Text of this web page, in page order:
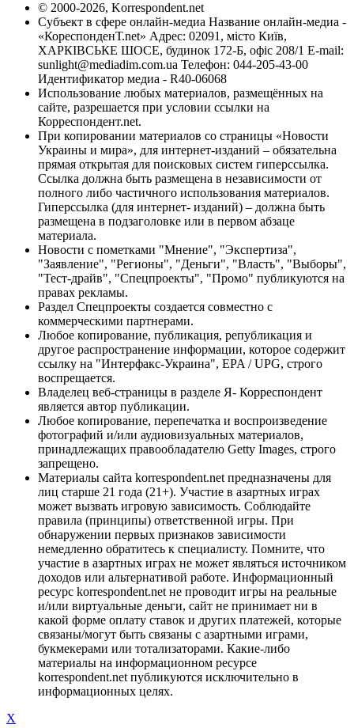
© 2000-2026, Korrespondent.net
Субъект в сфере онлайн-медиа Название онлайн-медиа -
«КореспонденТ.net» Адрес: 02091, місто Київ,
ХАРКІВСЬКЕ ШОСЕ, будинок 172-Б, офіс 208/1 E-mail:
sunlight@mediadim.com.ua Телефон: 044-205-43-00
Идентификатор медиа - R40-06068
Использование любых материалов, размещённых на
сайте, разрешается при условии ссылки на
Корреспондент.net.
При копировании материалов со страницы «Новости
Украины и мира», для интернет-изданий – обязательна
прямая открытая для поисковых систем гиперссылка.
Ссылка должна быть размещена в независимости от
полного либо частичного использования материалов.
Гиперссылка (для интернет- изданий) – должна быть
размещена в подзаголовке или в первом абзаце
материала.
Новости с пометками "Мнение", "Экспертиза",
"Заявление", "Регионы", "Деньги", "Власть", "Выборы",
"Тест-драйв", "Спецпроекты", "Промо" публикуются на
правах рекламы.
Раздел Спецпроекты создается совместно с
коммерческими партнерами.
Любое копирование, публикация, републикация и
другое распространение информации, которое содержит
ссылку на "Интерфакс-Украина", EPA / UPG, строго
воспрещается.
Владелец веб-страницы в разделе Я- Корреспондент
является автор публикации.
Любое копирование, перепечатка и воспроизведение
фотографий и/или аудиовизуальных материалов,
принадлежащих правообладателю Getty Images, строго
запрещено.
Материалы сайта korrespondent.net предназначены для
лиц старше 21 года (21+). Участие в азартных играх
может вызвать игровую зависимость. Соблюдайте
правила (принципы) ответственной игры. При
обнаружении первых признаков зависимости
немедленно обратитесь к специалисту. Помните, что
участие в азартных играх не может являться источником
доходов или альтернативой работе. Информационный
ресурс korrespondent.net не проводит игры на реальные
и/или виртуальные деньги, сайт не принимает ни в
какой форме оплату ставок и других платежей, которые
связаны/могут быть связаны с азартными играми,
букмекерами или тотализаторами. Какие-либо
материалы на информационном ресурсе
korrespondent.net публикуются исключительно в
информационных целях.
X